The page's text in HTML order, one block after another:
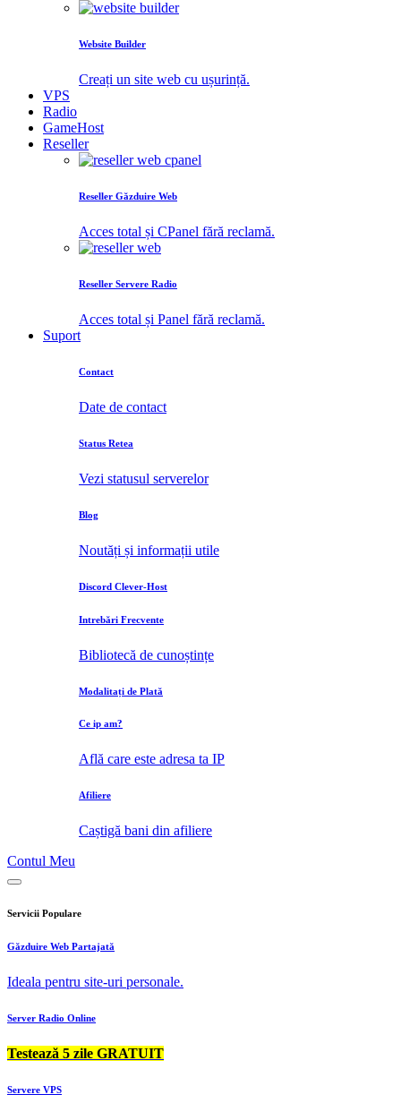
Website Builder
Creați un site web cu ușurință.
VPS
Radio
GameHost
Reseller
Reseller Găzduire Web
Acces total și CPanel fără reclamă.
Reseller Servere Radio
Acces total și Panel fără reclamă.
Suport
Contact
Date de contact
Status Retea
Vezi statusul serverelor
Blog
Noutăți și informații utile
Discord Clever-Host
Intrebări Frecvente
Bibliotecă de cunoștințe
Modalitați de Plată
Ce ip am?
Află care este adresa ta IP
Afiliere
Caștigă bani din afiliere
Contul Meu
Servicii Populare
Găzduire Web Partajată
Ideala pentru site-uri personale.
Server Radio Online
Testează 5 zile GRATUIT
Servere VPS